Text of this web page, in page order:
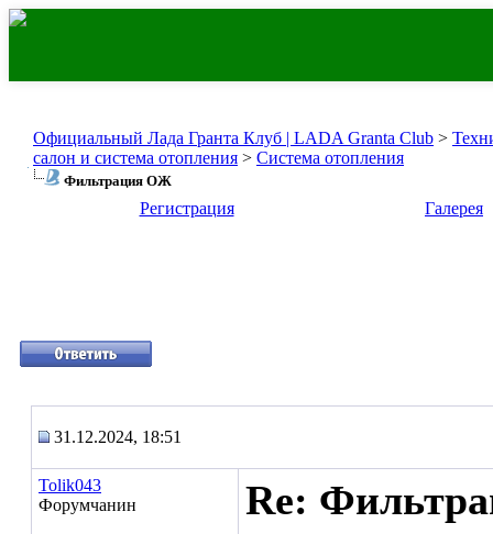
Официальный Лада Гранта Клуб | LADA Granta Club >
салон и система отопления > Система отопления
Фильтрация ОЖ
Регистрация Галерея
31.12.2024, 18:51
Tolik043
Форумчанин
Re: